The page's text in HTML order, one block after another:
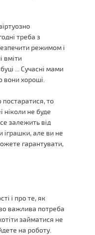
треба з
режимом і
вміти
... Сучасні мами
вони хороші.
то
ніколи не буде
залежить від
іграшки, але ви не
гарантувати,
і про те, як
важлива потреба
займатися не
на роботу.